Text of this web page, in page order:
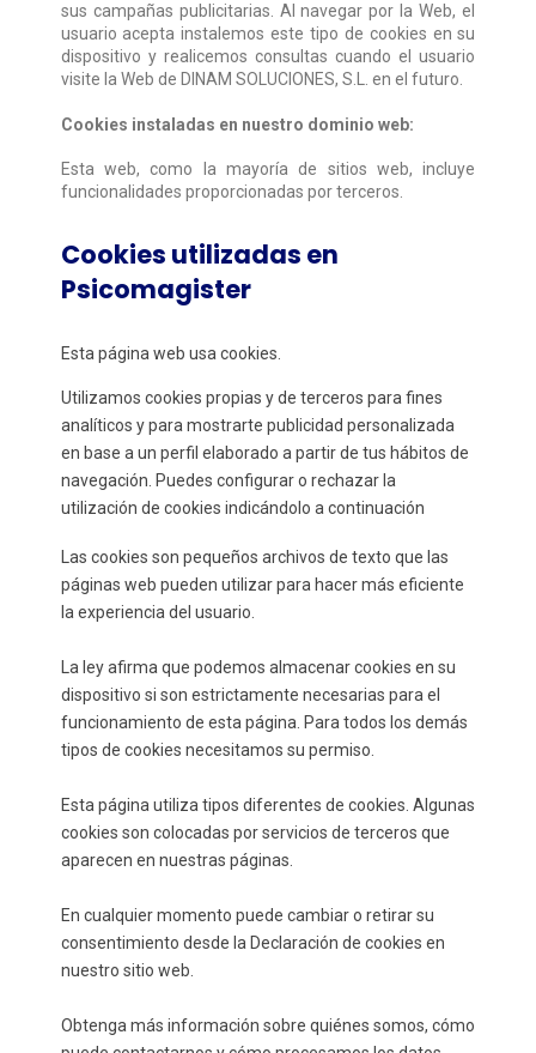
sus campañas publicitarias. Al navegar por la Web, el
usuario acepta instalemos este tipo de cookies en su
dispositivo y realicemos consultas cuando el usuario
visite la Web de DINAM SOLUCIONES, S.L. en el futuro.
Cookies instaladas en nuestro dominio web:
Esta web, como la mayoría de sitios web, incluye
funcionalidades proporcionadas por terceros.
Cookies utilizadas en
Psicomagister
Esta página web usa cookies.
Utilizamos cookies propias y de terceros para fines
analíticos y para mostrarte publicidad personalizada
en base a un perfil elaborado a partir de tus hábitos de
navegación. Puedes configurar o rechazar la
utilización de cookies indicándolo a continuación
Las cookies son pequeños archivos de texto que las
páginas web pueden utilizar para hacer más eficiente
la experiencia del usuario.
La ley afirma que podemos almacenar cookies en su
dispositivo si son estrictamente necesarias para el
funcionamiento de esta página. Para todos los demás
tipos de cookies necesitamos su permiso.
Esta página utiliza tipos diferentes de cookies. Algunas
cookies son colocadas por servicios de terceros que
aparecen en nuestras páginas.
En cualquier momento puede cambiar o retirar su
consentimiento desde la Declaración de cookies en
nuestro sitio web.
Obtenga más información sobre quiénes somos, cómo